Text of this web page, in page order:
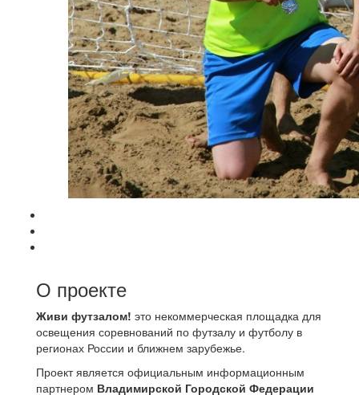
О проекте
Живи футзалом! это некоммерческая площадка для
освещения соревнований по футзалу и футболу в
регионах России и ближнем зарубежье.
Проект является официальным информационным
партнером Владимирской Городской Федерации